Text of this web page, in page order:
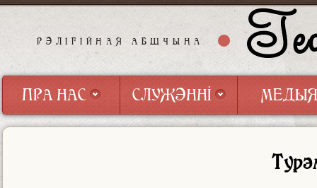
РЭЛІГІЙНАЯ АБШЧЫНА
ПРА НАС СЛУЖЭННІ
МЕДЫЯ
МЕДЫЯ